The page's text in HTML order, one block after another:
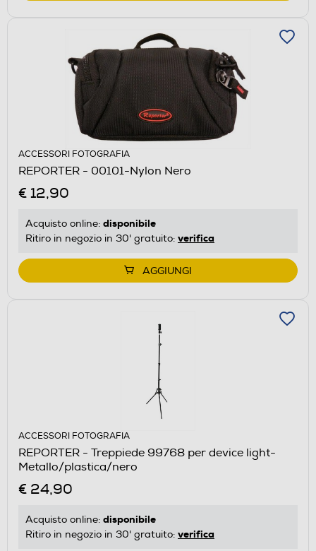
ACCESSORI FOTOGRAFIA
REPORTER - 00101-Nylon Nero
€ 12,90
Acquisto online: disponibile
Ritiro in negozio in 30' gratuito: verifica
AGGIUNGI
ACCESSORI FOTOGRAFIA
REPORTER - Treppiede 99768 per device light-
Metallo/plastica/nero
€ 24,90
Acquisto online: disponibile
Ritiro in negozio in 30' gratuito: verifica